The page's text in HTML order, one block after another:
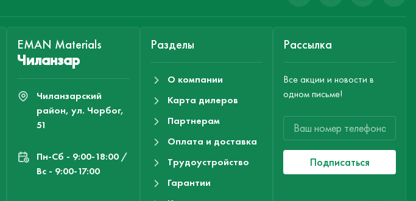
EMAN Materials
Чиланзар
Чиланзарский
район, ул. Чорбог,
51
Пн-Cб - 9:00-18:00 /
Вс - 9:00-17:00
Разделы
О компании
Карта дилеров
Партнерам
Оплата и доставка
Трудоустройство
Гарантии
Рассылка
Все акции и новости в
одном письме!
Подписаться